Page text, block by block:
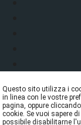
Questo sito utilizza i
in linea con le vostre
pagina, oppure
cookie. Se vuoi sapere
possibile disabilitarne